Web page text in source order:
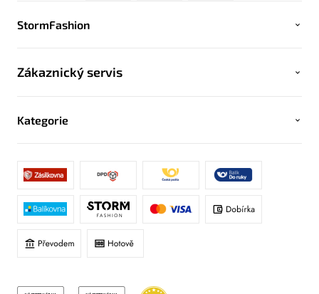
StormFashion
Zákaznický servis
Kategorie